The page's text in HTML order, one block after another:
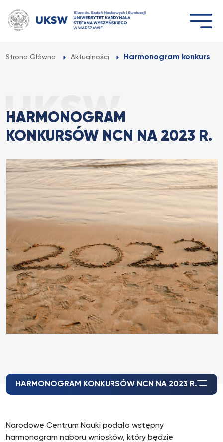
do
treści
Strona Główna Aktualności Harmonogram konkursów
HARMONOGRAM
KONKURSÓW NCN NA 2023 R.
HARMONOGRAM KONKURSÓW NCN NA 2023 R.
Narodowe Centrum Nauki podało wstępny
harmonogram naboru wniosków, który będzie